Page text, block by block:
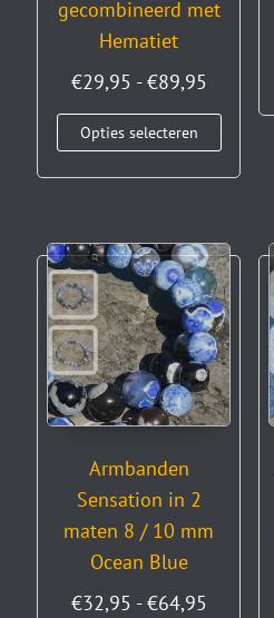
gecombineerd met
Hematiet
€29,95 - €89,95
Opties selecteren
Armbanden
Sensation in 2
maten 8 / 10 mm
Ocean Blue
€32,95 - €64,95